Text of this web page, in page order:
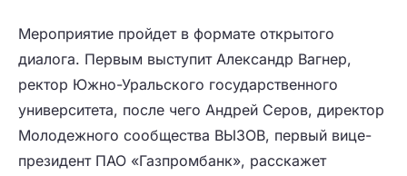
Мероприятие пройдет в формате открытого
диалога. Первым выступит Александр Вагнер,
ректор Южно-Уральского государственного
университета, после чего Андрей Серов, директор
Молодежного сообщества ВЫЗОВ, первый вице-
президент ПАО «Газпромбанк», расскажет